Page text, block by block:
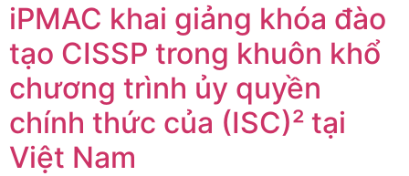
iPMAC khai giảng khóa đào
tạo CISSP trong khuôn khổ
chương trình ủy quyền
chính thức của (ISC)² tại
Việt Nam